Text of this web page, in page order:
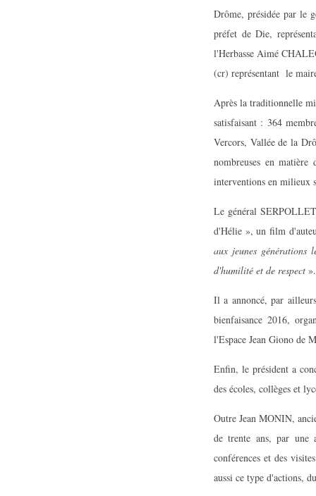
Drôme, présidée par le
préfet de Die,
l'Herbasse Aimé
(cr) représentant le
Après la traditionnelle
satisfaisant : 364
Vercors, Vallée de la
nombreuses en
interventions en milieux
Le général
d'Hélie », un film
aux jeunes générations
d'humilité et de res­pect ».
Il a annoncé, par
bienfaisance 2016,
l'Espace Jean Giono de
Enfin, le président a
des écoles, collèges et
Outre Jean MONIN,
de trente ans, par une
conférences et des
aussi ce type d'actions,